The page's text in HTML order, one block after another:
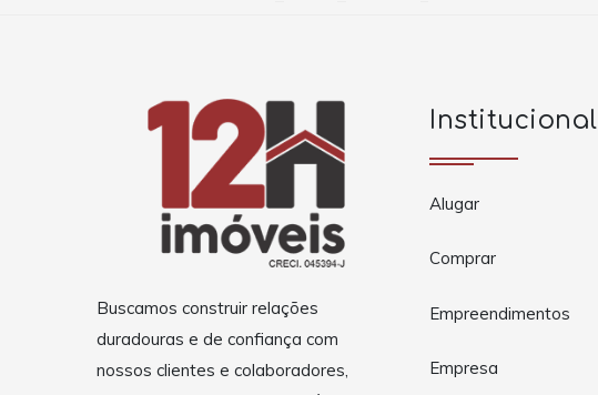
Buscamos construir relações
duradouras e de confiança com
nossos clientes e colaboradores,
Institucional
Alugar
Comprar
Empreendimentos
Empresa